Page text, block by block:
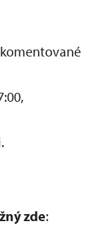
komentované
zde: